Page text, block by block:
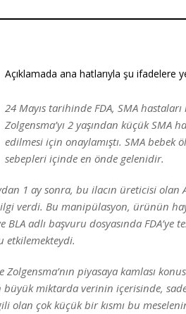
Açıklamada ana hatlarıyla şu ifadelere
24 Mayıs tarihinde FDA, SMA
Zolgensma’yı 2 yaşından küçük SMA
edilmesi için onaylamıştı. SMA bebek
sebepleri içinde en önde gelenidir.
1 ay sonra, bu ilacın üreticisi olan
verdi. Bu manipülasyon, ürünün
adlı başvuru dosyasında FDA’ye
etkilemekteydi.
piyasaya kamlası
miktarda verinin içerisinde,
çok küçük bir kısmı bu